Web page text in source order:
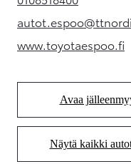
(Aukeaa
(Aukeaa
www.toyotaespoo.fi
(Aukeaa
Avaa
Näytä kaikki